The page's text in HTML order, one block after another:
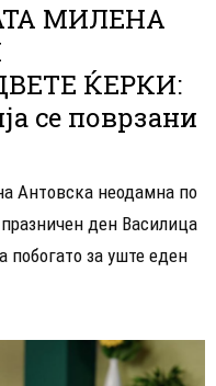
МИЛЕНА
ЌЕРКИ:
се поврзани
Антовска неодамна по
ден Василица
побогато за уште еден